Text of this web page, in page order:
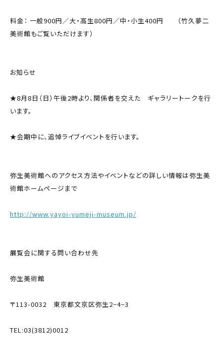
料金： 一般900円／大・高生800円／中・小生400円 （竹久夢二
美術館もご覧いただけます）
お知らせ
★8月8日（日）午後2時より、関係者を交えた ギャラリートークを行
います。
★会期中に、追悼ライブイベントを行います。
弥生美術館へのアクセス方法やイベントなどの詳しい情報は弥生美
術館ホームページまで
http://www.yayoi-yumeji-museum.jp/
展覧会に関する問い合わせ先
弥生美術館
〒113-0032 東京都文京区弥生2−4−3
TEL:03(3812)0012